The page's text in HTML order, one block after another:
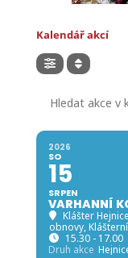
Kalendář akcí
2026
SO
15
SRPEN
VARHANNÍ
Klášter
obnovy,
15.30 - 17.00
Druh akce